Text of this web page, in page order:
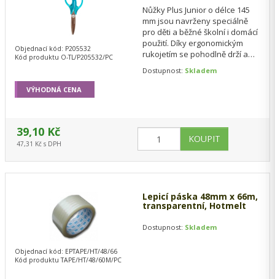
Nůžky Plus Junior o délce 145
mm jsou navrženy speciálně
pro děti a běžné školní i domácí
použití. Díky ergonomickým
rukojetím se pohodlně drží a
Dostupnost: Skladem
Objednací kód: P205532
Kód produktu O-TL/P205532/PC
39,10 Kč
47,31 Kč s DPH
VÝHODNÁ CENA
Lepicí páska 48mm x 66m,
transparentní, Hotmelt
Dostupnost: Skladem
Objednací kód: EPTAPE/HT/48/66
Kód produktu TAPE/HT/48/60M/PC